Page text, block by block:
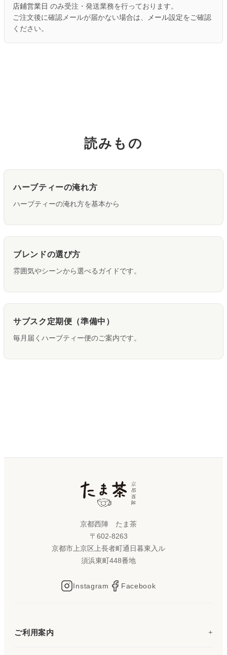
店鋪営業日 のみ受注・発送業務を行っております。
ご注文後に確認メールが届かない場合は、
メール設定をご確認
ください。
読みもの
ハーブティーの淹れ方
ハーブティーの淹れ方を基本から
ブレンドの選び方
雰囲気やシーンから選べるガイドです。
サブスク定期便（準備中）
毎月届くハーブティー便のご案内です。
京都西陣 たま茶
〒602-8263
京都市上京区上長者町通日暮東入ル
須浜東町448番地
Instagram Facebook
ご利用案内